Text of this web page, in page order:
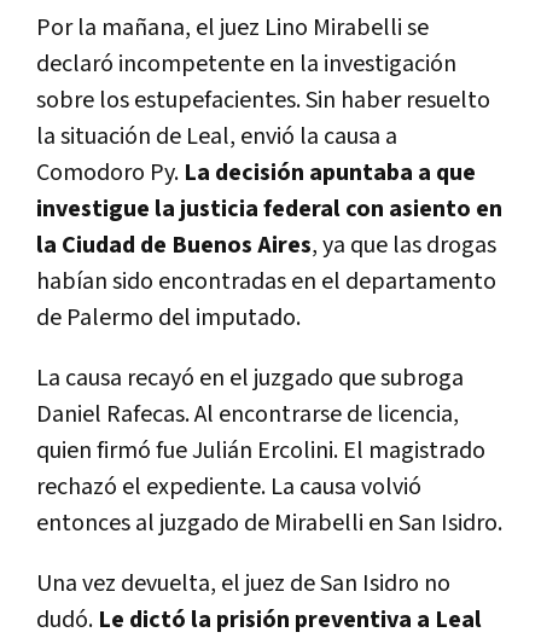
Por la mañana, el juez Lino Mirabelli se
declaró incompetente en la investigación
sobre los estupefacientes. Sin haber resuelto
la situación de Leal, envió la causa a
Comodoro Py. La decisión apuntaba a que
investigue la justicia federal con asiento en
la Ciudad de Buenos Aires, ya que las drogas
habían sido encontradas en el departamento
de Palermo del imputado.
La causa recayó en el juzgado que subroga
Daniel Rafecas. Al encontrarse de licencia,
quien firmó fue Julián Ercolini. El magistrado
rechazó el expediente. La causa volvió
entonces al juzgado de Mirabelli en San Isidro.
Una vez devuelta, el juez de San Isidro no
dudó. Le dictó la prisión preventiva a Leal